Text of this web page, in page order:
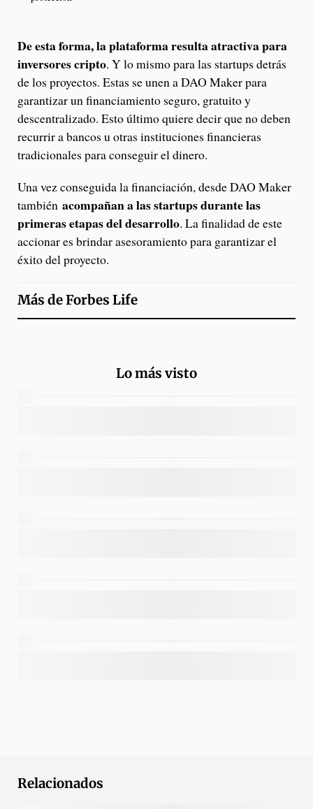
De esta forma, la plataforma resulta atractiva para
inversores cripto. Y lo mismo para las startups detrás
de los proyectos. Estas se unen a DAO Maker para
garantizar un financiamiento seguro, gratuito y
descentralizado. Esto último quiere decir que no deben
recurrir a bancos u otras instituciones financieras
tradicionales para conseguir el dinero.
Una vez conseguida la financiación, desde DAO Maker
también acompañan a las startups durante las
primeras etapas del desarrollo. La finalidad de este
accionar es brindar asesoramiento para garantizar el
éxito del proyecto.
Más deForbes Life
Lo más visto
Relacionados